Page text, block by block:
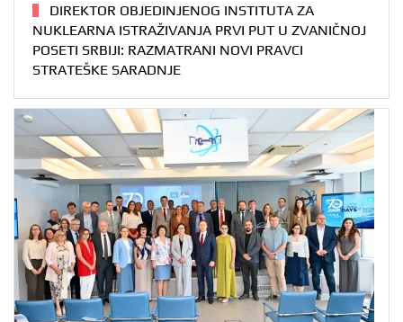
DIREKTOR OBJEDINJENOG INSTITUTA ZA
NUKLEARNA ISTRAŽIVANJA PRVI PUT U ZVANIČNOJ
POSETI SRBIJI: RAZMATRANI NOVI PRAVCI
STRATEŠKE SARADNJE